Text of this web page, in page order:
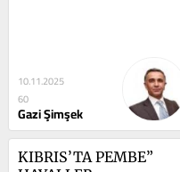
10.11.2025
60
Gazi Şimşek
KIBRIS’TA PEMBE”